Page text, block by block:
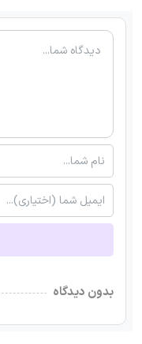
بدون دیدگاه